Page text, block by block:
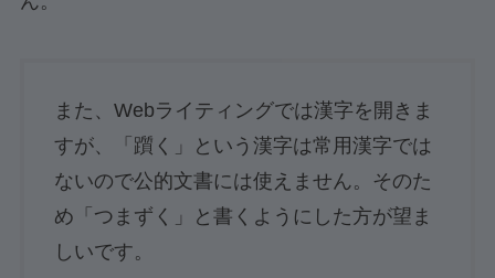
また、Webライティングでは漢字を開きま
すが、「躓く」という漢字は常用漢字では
ないので公的文書には使えません。そのた
め「つまずく」と書くようにした方が望ま
しいです。